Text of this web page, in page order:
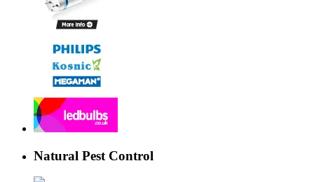
Natural Pest Control